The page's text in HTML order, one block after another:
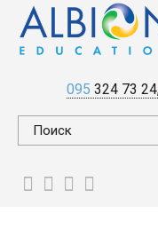
095 324 73 24